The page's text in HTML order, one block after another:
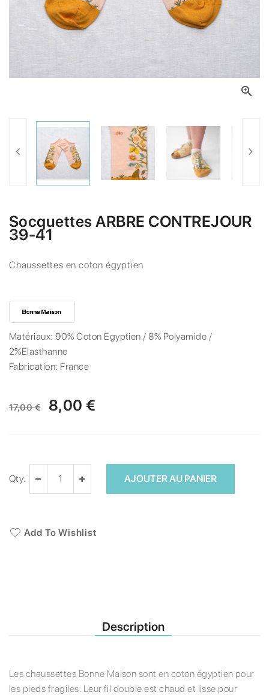

Socquettes ARBRE CONTREJOUR
39-41
Chaussettes en coton égyptien
Matériaux:90% Coton Egyptien / 8% Polyamide /
2%Elasthanne
Fabrication: France
17,00 € 8,00 €
Qty: AJOUTER AU PANIER
Add To Wishlist
Description
Les chaussettes Bonne Maison sont en coton égyptien pour
les pieds fragiles. Leur fil double est chaud et lisse pour